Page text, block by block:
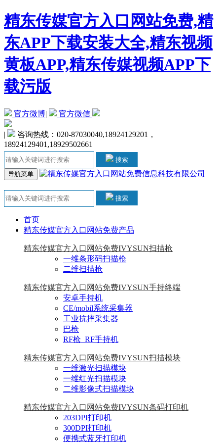
精东传媒官方入口网站免费,精
东APP下载安装大全,精东视频
黄板APP,精东传媒视频APP下
载污版
官方微博| 官方微信
|
咨询热线：020-87030040,18924129201，
18924129401,18929502661
搜索
导航菜单
搜索
首页
精东传媒官方入口网站免费产品
精东传媒官方入口网站免费IVYSUN扫描枪
一维条形码扫描枪
二维扫描枪
精东传媒官方入口网站免费IVYSUN手持终端
安卓手持机
CE/mobil系统采集器
工业抗摔采集器
巴枪
RF枪_RF手持机
精东传媒官方入口网站免费IVYSUN扫描模块
一维激光扫描模块
一维红光扫描模块
二维影像式扫描模块
精东传媒官方入口网站免费IVYSUN条码打印机
203DPI打印机
300DPI打印机
便携式蓝牙打印机